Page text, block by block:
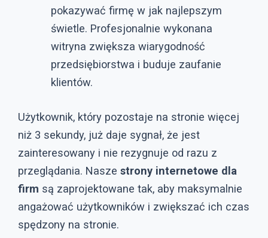
pokazywać firmę w jak najlepszym
świetle. Profesjonalnie wykonana
witryna zwiększa wiarygodność
przedsiębiorstwa i buduje zaufanie
klientów.
Użytkownik, który pozostaje na stronie więcej
niż 3 sekundy, już daje sygnał, że jest
zainteresowany i nie rezygnuje od razu z
przeglądania. Nasze strony internetowe dla
firm są zaprojektowane tak, aby maksymalnie
angażować użytkowników i zwiększać ich czas
spędzony na stronie.